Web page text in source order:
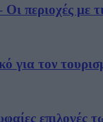
Οι περιοχές με
για τον
επιλογές